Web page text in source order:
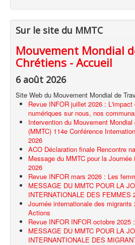
Sur le site du MMTC
Mouvement Mondial
Chrétiens - Accueil
6 août 2026
Site Web du Mouvement Mondial de
Revue INFOR juillet 2026 :
numériques sur nous, nos
Intervention du Mouvement
(MMTC) 114e Conférence
2026
ACO Déclaration finale Rencontre
Message du MMTC pour la
2026
Revue INFOR mars 2026 : Les
MESSAGE DU MMTC POUR LA
INTERNATIONALE DES FEMMES
Journée internationale des migrants
Actions
Revue INFOR INFOR octobre 2025
MESSAGE DU MMTC POUR LA
INTERNANTIONALE DES